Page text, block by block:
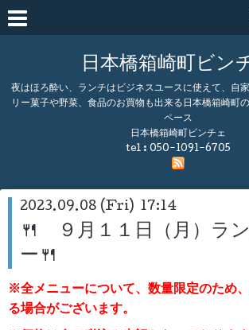
日本橋箱崎町ビン
夜はほろ酔い、ランチはビジネスユースに使えて、自
リー菓子や野菜、食品のお買物も出来る日本橋箱崎町
ペース
日本橋箱崎町ビンチェ
tel : 050-1091-6705
2023.09.08 (Fri) 17:14
🍴 ９月１１日（月）ラ
ー🍴
※全メニューについて、数量限定のため、
る場合がございます。